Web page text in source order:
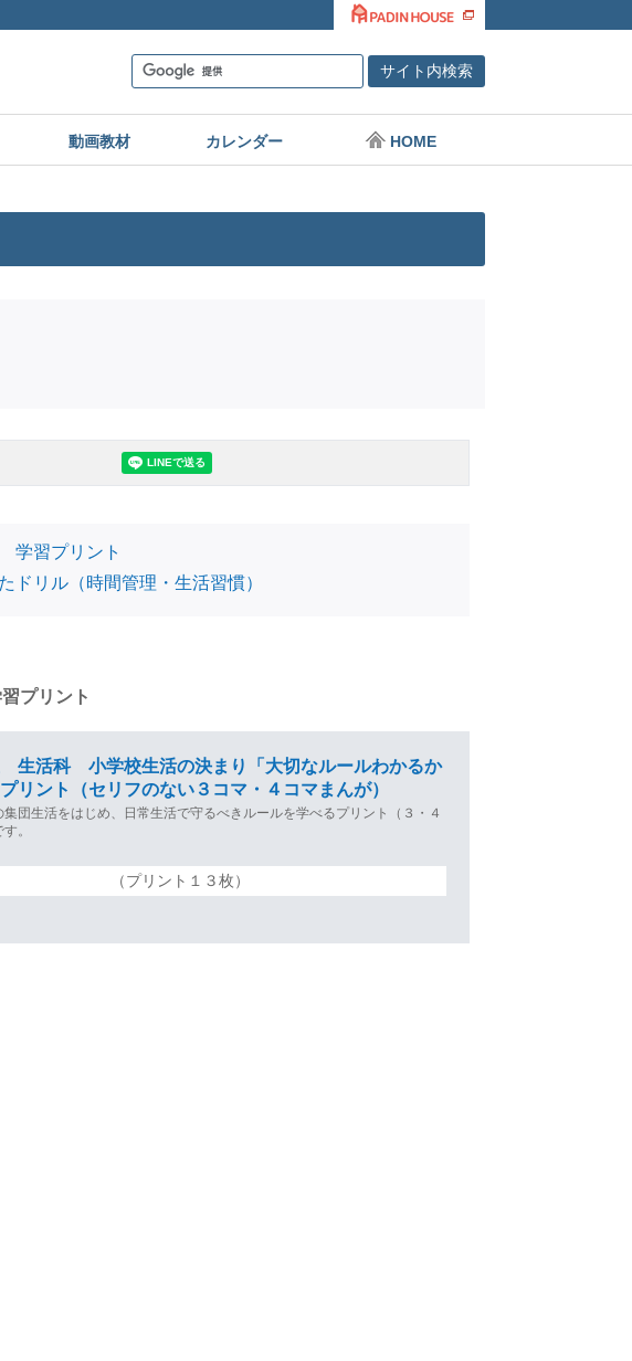
動画教材 カレンダー HOME
習プリント
リル（時間管理・生活習慣）
プリント
生活科 小学校生活の決まり「大切なルールわかるか
リント（セリフのない３コマ・４コマまんが）
団生活をはじめ、日常生活で守るべきルールを学べるプリント（３・４
。
（プリント１３枚）